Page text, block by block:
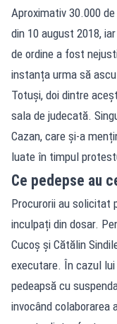
Aproximativ 30.000
din 10 august 2018,
de ordine a fost
instanța urma să
Totuși, doi dintre
sala de judecată.
Cazan, care și-a
luate în timpul
Ce pedepse au
Procurorii au solicitat
inculpați din dosar.
Cucoș și Cătălin
executare. În cazul
pedeapsă cu
invocând